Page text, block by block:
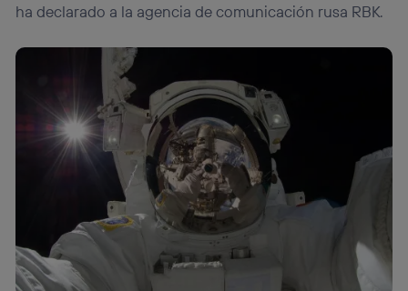
ha declarado a la agencia de comunicación rusa RBK.